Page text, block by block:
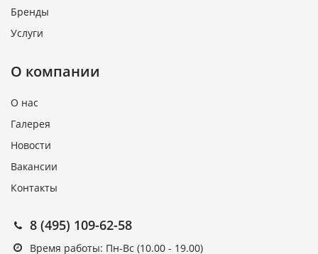
Бренды
Услуги
О компании
О нас
Галерея
Новости
Вакансии
Контакты
8 (495) 109-62-58
Время работы: Пн-Вс (10.00 - 19.00)